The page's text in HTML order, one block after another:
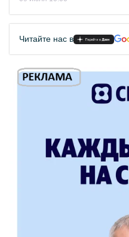
Читайте нас в